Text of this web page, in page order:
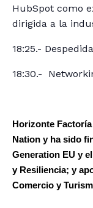
HubSpot como
dirigida a la
18:25.-
18:30.-
Horizonte
Nation y ha sido
Generation EU y
y Resiliencia; y
Comercio y